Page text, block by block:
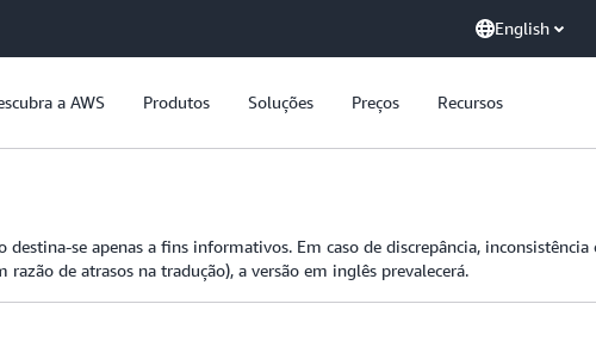
English
a AWS Produtos Soluções Preços Recursos
destina-se apenas a fins informativos. Em caso de discrepância,
razão de atrasos na tradução), a versão em inglês prevalecerá.